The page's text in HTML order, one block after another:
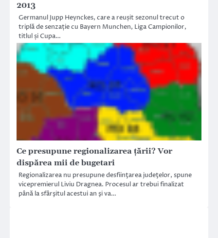
2013
Germanul Jupp Heynckes, care a reușit sezonul trecut o
triplă de senzație cu Bayern Munchen, Liga Campionilor,
titlul și Cupa…
Ce presupune regionalizarea ţării? Vor
dispărea mii de bugetari
Regionalizarea nu presupune desfiinţarea judeţelor, spune
vicepremierul Liviu Dragnea. Procesul ar trebui finalizat
până la sfârşitul acestui an şi va…